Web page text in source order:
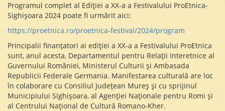
Programul complet al Ediției a XX-a a Festivalului ProEtnica-
Sighișoara 2024 poate fi urmărit aici:
https://proetnica.ro/proetnica-festival/2024/program
Principalii finanțatori ai ediției a XX-a a Festivalului ProEtnica
sunt, anul acesta, Departamentul pentru Relații Interetnice al
Guvernului României, Ministerul Culturii și Ambasada
Republicii Federale Germania. Manifestarea culturală are loc
în colaborare cu Consiliul Județean Mureș și cu sprijinul
Municipiului Sighișoara, al Agenției Naționale pentru Romi și
al Centrului Național de Cultură Romano-Kher.